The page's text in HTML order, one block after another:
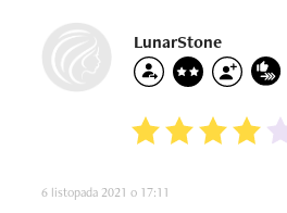
LunarStone
6 listopada 2021 o 17:11